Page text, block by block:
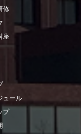
修
座
ュール
プ